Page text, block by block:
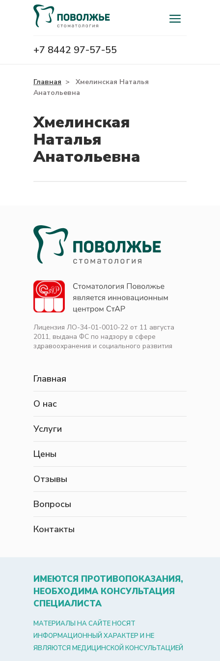
+7 8442 97-57-55
Главная >
Хмелинская Наталья
Анатольевна
Хмелинская
Наталья
Анатольевна
Лицензия ЛО-34-01-0010-22 от 11 августа
2011, выдана ФС по надзору в сфере
здравоохранения и социального развития
Главная
О нас
Услуги
Цены
Отзывы
Вопросы
Контакты
ИМЕЮТСЯ ПРОТИВОПОКАЗАНИЯ,
НЕОБХОДИМА КОНСУЛЬТАЦИЯ
СПЕЦИАЛИСТА
МАТЕРИАЛЫ НА САЙТЕ НОСЯТ
ИНФОРМАЦИОННЫЙ ХАРАКТЕР И НЕ
ЯВЛЯЮТСЯ МЕДИЦИНСКОЙ КОНСУЛЬТАЦИЕЙ